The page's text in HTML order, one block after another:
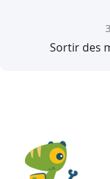
Sortir des